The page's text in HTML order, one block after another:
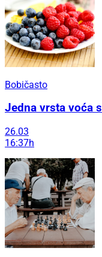
Bobičasto
Jedna vrsta voća
26.03
16:37h